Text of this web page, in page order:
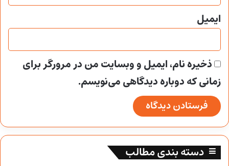
ایمیل
ذخیره نام، ایمیل و وبسایت من در مرورگر برای
زمانی که دوباره دیدگاهی می‌نویسم.
دسته بندی مطالب